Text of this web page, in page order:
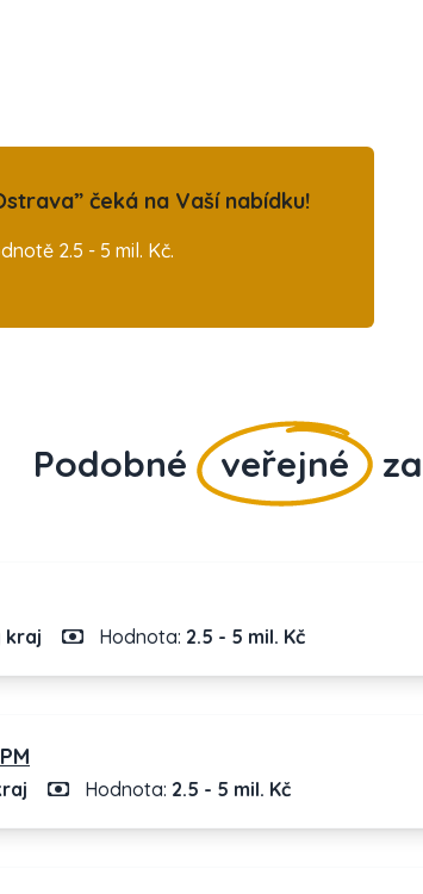
čeká na Vaší nabídku!
2.5 - 5 mil. Kč.
Podobné veřejné
kraj Hodnota: 2.5 - 5 mil. Kč
Hodnota: 2.5 - 5 mil. Kč